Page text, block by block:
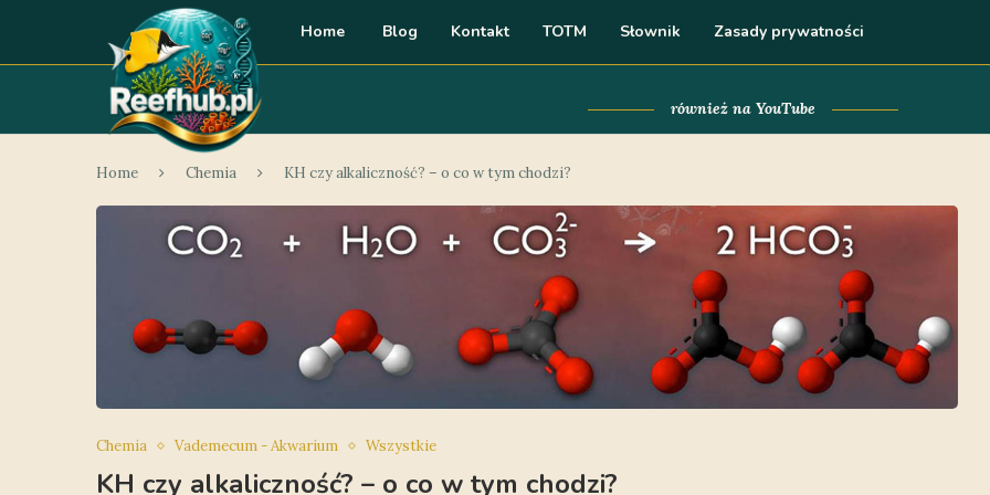
Home Blog Kontakt TOTM Słownik Zasady prywatności
również na YouTube
Home Chemia KH czy alkaliczność? – o co w tym chodzi?
Chemia Vademecum - Akwarium Wszystkie
KH czy alkaliczność? – o co w tym chodzi?